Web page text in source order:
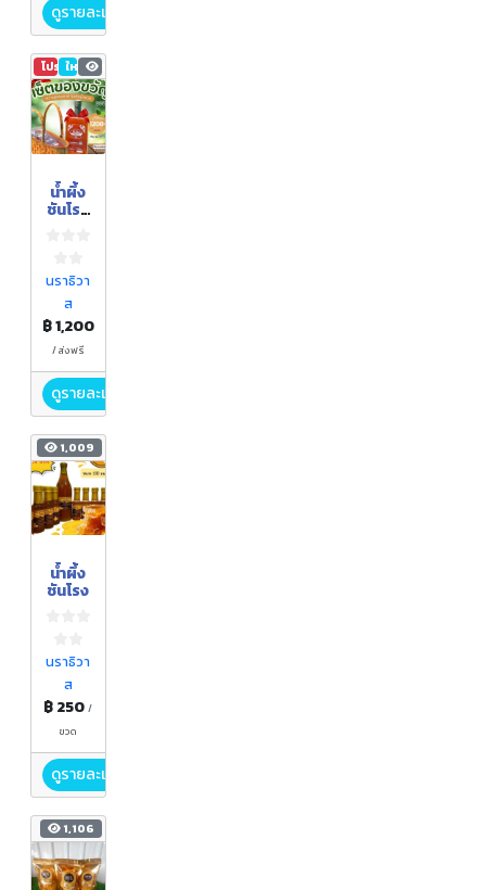
ดูรายละเอียด
โปรโมชัน
ใหม่ 600
น้ำผึ้ง
ชันโรง
นราธิวา
ส
฿ 1,200
/ ส่งฟรี
ดูรายละเอียด
1,009
น้ำผึ้ง
ชันโรง
นราธิวา
ส
฿ 250/
ขวด
ดูรายละเอียด
1,106